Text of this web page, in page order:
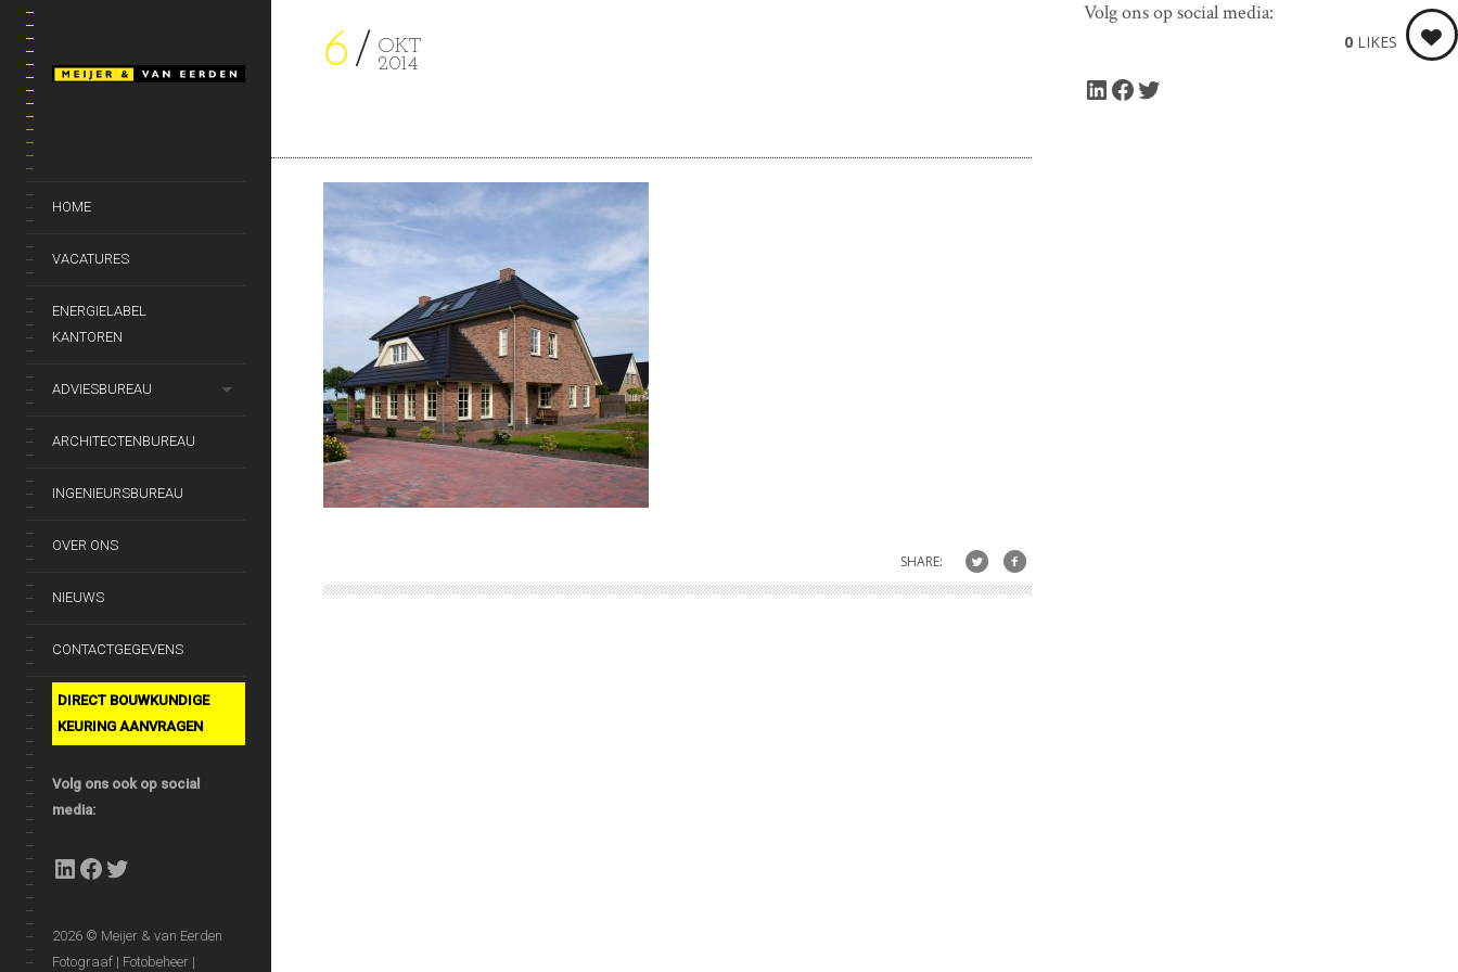
HOME
VACATURES
ENERGIELABEL
KANTOREN
ADVIESBUREAU
ARCHITECTENBUREAU
INGENIEURSBUREAU
OVER ONS
NIEUWS
CONTACTGEGEVENS
DIRECT BOUWKUNDIGE
KEURING AANVRAGEN
Volg ons ook op social
media:
LinkedIn
Facebook
2026 © Meijer & van Eerden
Fotograaf | Fotobeheer |
6
OKT
2014
0 LIKES
SHARE:
Volg ons op social media:
LinkedIn Facebook